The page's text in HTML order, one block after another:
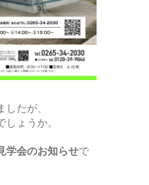
たが、
ょうか。
学会のお知らせで